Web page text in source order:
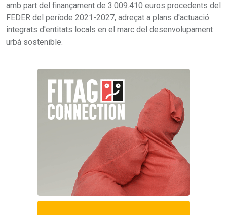
amb part del finançament de 3.009.410 euros procedents del
FEDER del període 2021-2027, adreçat a plans d'actuació
integrats d'entitats locals en el marc del desenvolupament
urbà sostenible.